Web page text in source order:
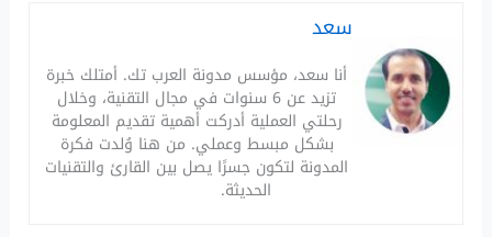
سعد
أنا سعد، مؤسس مدونة العرب تك. أمتلك خبرة
تزيد عن 6 سنوات في مجال التقنية، وخلال
رحلتي العملية أدركت أهمية تقديم المعلومة
بشكل مبسط وعملي. من هنا وُلدت فكرة
المدونة لتكون جسرًا يصل بين القارئ والتقنيات
الحديثة.